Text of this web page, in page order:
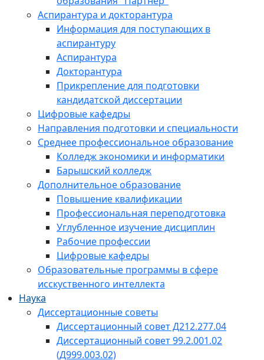
Аспирантура и докторантура
Информация для поступающих в
аспирантуру
Аспирантура
Докторантура
Прикрепление для подготовки
кандидатской диссертации
Цифровые кафедры
Направления подготовки и специальности
Среднее профессиональное образование
Колледж экономики и информатики
Барышский колледж
Дополнительное образование
Повышение квалификации
Профессиональная переподготовка
Углубленное изучение дисциплин
Рабочие профессии
Цифровые кафедры
Образовательные программы в сфере
исскуственного интеллекта
Наука
Диссертационные советы
Диссертационный совет Д212.277.04
Диссертационный совет 99.2.001.02
(Д999.003.02)